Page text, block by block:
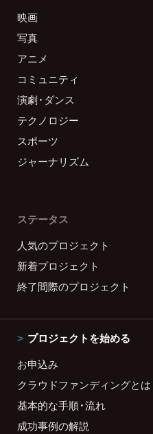
映画
写真
アニメ
コミュニティ
演劇・ダンス
テクノロジー
スポーツ
ジャーナリズム
ステータス
人気のプロジェクト
新着プロジェクト
終了間際のプロジェクト
プロジェクトを始める
お申込み
クラウドファンディングとは
基本的な手順・流れ
成功事例の解説